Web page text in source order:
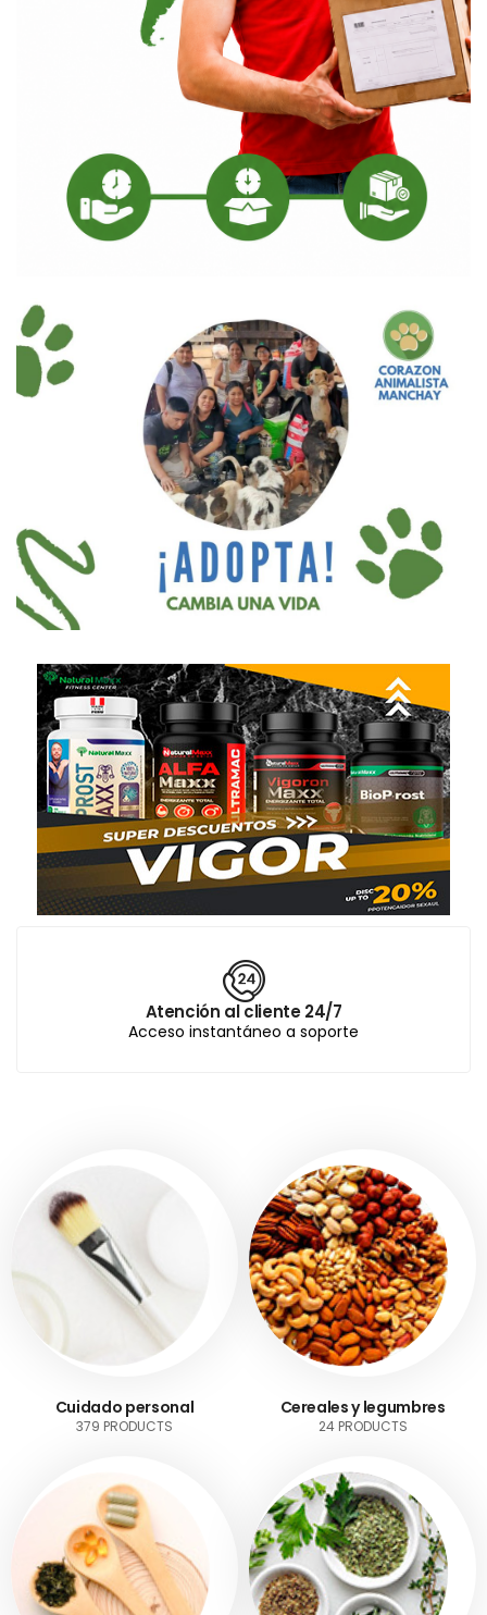
Atención al cliente 24/7
Acceso instantáneo a soporte
Cuidado personal
379 PRODUCTS
Cereales y legumbres
24 PRODUCTS